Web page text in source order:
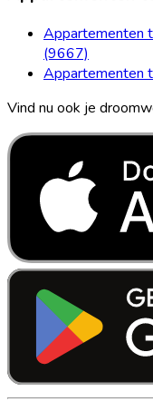
Appartementen
(9667)
Appartementen
Vind nu ook je